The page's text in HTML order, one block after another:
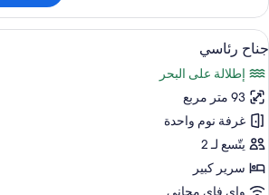
غرفة
تننفيذية
مزدوجة
بمنظر
للبحر
استعراض
جميع
صور
جناح
رئاسي
أغطية فراش
6
جناح رئاسي
إطلالة على البحر
93 متر مربع
غرفة نوم واحدة
يتّسع لـ 2
سرير كبير
واي فاي مجاني